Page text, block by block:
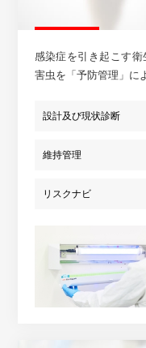
感染症を引き起こす
害虫を「予防管理」に
設計及び現状診断
維持管理
リスクナビ